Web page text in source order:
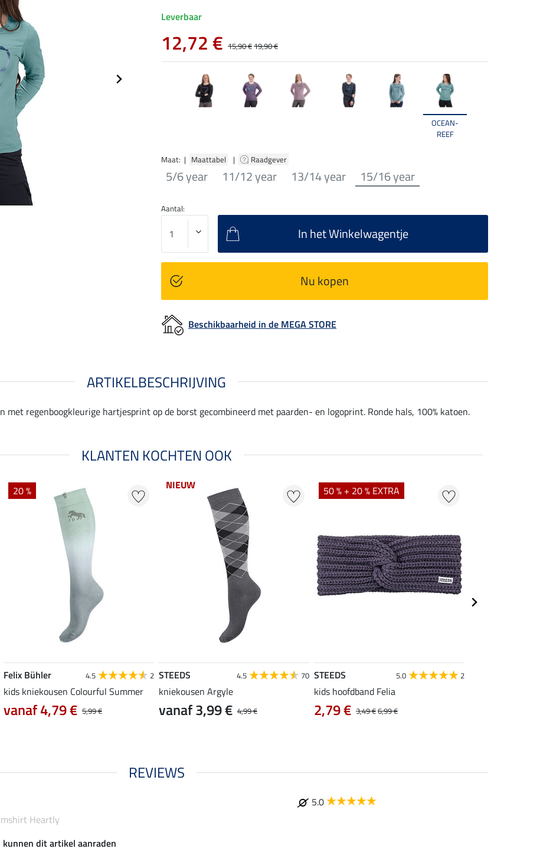
OCEAN-
REEF
Maat: | Maattabel | Raadgever
5/6 year 11/12 year 13/14 year 15/16 year
Leverbaar
12,72 € 15,90 €19,90 €
Aantal:
In het Winkelwagentje
Nu kopen
Beschikbaarheid in de MEGA STORE
ARTIKELBESCHRIJVING
regenboogkleurige hartjesprint op de borst gecombineerd met paarden- en logoprint. Ronde hals, 100% katoen.
KLANTEN KOCHTEN OOK
20 %
Felix Bühler 4.5 2
kids kniekousen Colourful Summer
5,99 €
vanaf 4,79 €
NIEUW
STEEDS 4.5 70
kniekousen Argyle
4,99 €
vanaf 3,99 €
50 % + 20 % EXTRA
STEEDS 5.0 2
kids hoofdband Felia
3,49 €6,99 €
2,79 €
REVIEWS
5.0
Heartly
kunnen dit artikel aanraden